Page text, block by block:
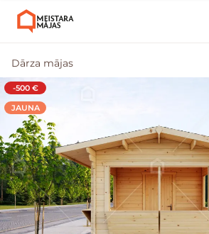
-500 €
JAUNA
Dārza mājas